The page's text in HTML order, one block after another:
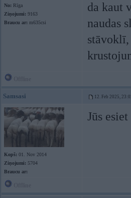
No: Rīga
Ziņojumi: 9163
Braucu ar: m635csi
da kaut
naudas
stāvoklī,
Samsasi 12. Feb 2025,
Kopš: 01. Nov 2014
Ziņojumi: 5704
Braucu ar:
Jūs